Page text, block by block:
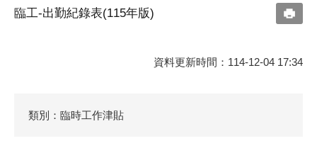
臨工-出勤紀錄表(115年版)
資料更新時間：114-12-04 17:34
類別：臨時工作津貼